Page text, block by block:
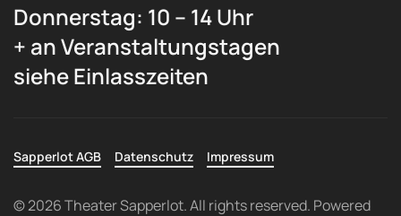
Donnerstag: 10 – 14 Uhr
+ an Veranstaltungstagen
siehe Einlasszeiten
Sapperlot AGB Datenschutz Impressum
©2026Theater Sapperlot. All rights reserved. Powered